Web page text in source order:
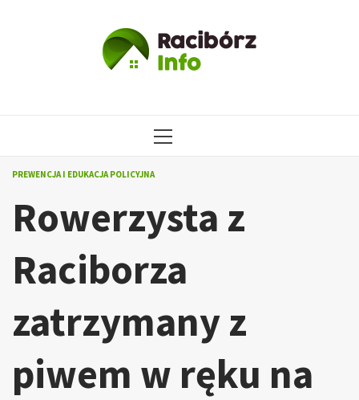
MENU
PREWENCJA I EDUKACJA POLICYJNA
Rowerzysta z
Raciborza
zatrzymany z
piwem w ręku na